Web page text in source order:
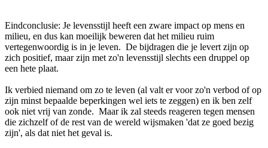
Eindconclusie: Je levensstijl heeft een zware impact op mens en
milieu, en dus kan moeilijk beweren dat het milieu ruim
vertegenwoordig is in je leven. De bijdragen die je levert zijn op
zich positief, maar zijn met zo'n levensstijl slechts een druppel op
een hete plaat.
Ik verbied niemand om zo te leven (al valt er voor zo'n verbod of op
zijn minst bepaalde beperkingen wel iets te zeggen) en ik ben zelf
ook niet vrij van zonde. Maar ik zal steeds reageren tegen mensen
die zichzelf of de rest van de wereld wijsmaken 'dat ze goed bezig
zijn', als dat niet het geval is.